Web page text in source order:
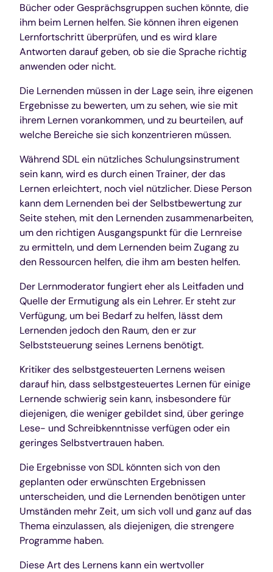
Bücher oder Gesprächsgruppen suchen könnte, die
ihm beim Lernen helfen. Sie können ihren eigenen
Lernfortschritt überprüfen, und es wird klare
Antworten darauf geben, ob sie die Sprache richtig
anwenden oder nicht.
Die Lernenden müssen in der Lage sein, ihre eigenen
Ergebnisse zu bewerten, um zu sehen, wie sie mit
ihrem Lernen vorankommen, und zu beurteilen, auf
welche Bereiche sie sich konzentrieren müssen.
Während SDL ein nützliches Schulungsinstrument
sein kann, wird es durch einen Trainer, der das
Lernen erleichtert, noch viel nützlicher. Diese Person
kann dem Lernenden bei der Selbstbewertung zur
Seite stehen, mit den Lernenden zusammenarbeiten,
um den richtigen Ausgangspunkt für die Lernreise
zu ermitteln, und dem Lernenden beim Zugang zu
den Ressourcen helfen, die ihm am besten helfen.
Der Lernmoderator fungiert eher als Leitfaden und
Quelle der Ermutigung als ein Lehrer. Er steht zur
Verfügung, um bei Bedarf zu helfen, lässt dem
Lernenden jedoch den Raum, den er zur
Selbststeuerung seines Lernens benötigt.
Kritiker des selbstgesteuerten Lernens weisen
darauf hin, dass selbstgesteuertes Lernen für einige
Lernende schwierig sein kann, insbesondere für
diejenigen, die weniger gebildet sind, über geringe
Lese- und Schreibkenntnisse verfügen oder ein
geringes Selbstvertrauen haben.
Die Ergebnisse von SDL könnten sich von den
geplanten oder erwünschten Ergebnissen
unterscheiden, und die Lernenden benötigen unter
Umständen mehr Zeit, um sich voll und ganz auf das
Thema einzulassen, als diejenigen, die strengere
Programme haben.
Diese Art des Lernens kann ein wertvoller